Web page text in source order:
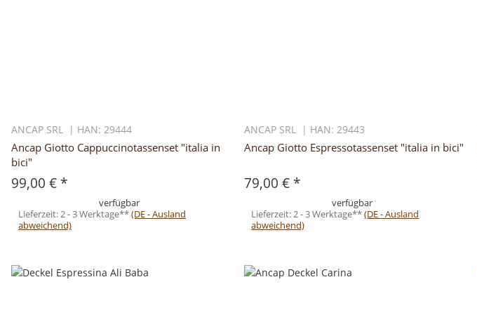
ANCAP SRL | HAN: 29444
Ancap Giotto Cappuccinotassenset "italia in
bici"
99,00 € *
verfügbar
Lieferzeit: 2 - 3 Werktage**(DE - Ausland
abweichend)
ANCAP SRL | HAN: 29443
Ancap Giotto Espressotassenset "italia in bici"
79,00 € *
verfügbar
Lieferzeit: 2 - 3 Werktage**(DE - Ausland
abweichend)